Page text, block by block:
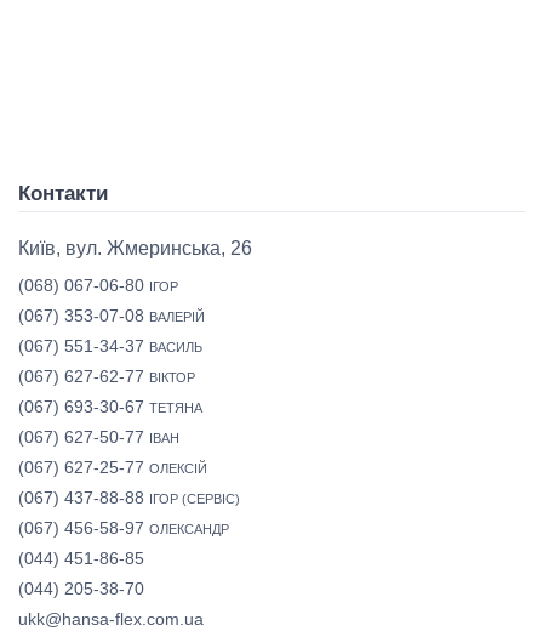
Контакти
Київ, вул. Жмеринська, 26
(068) 067-06-80 ІГОР
(067) 353-07-08 ВАЛЕРІЙ
(067) 551-34-37 ВАСИЛЬ
(067) 627-62-77 ВІКТОР
(067) 693-30-67 ТЕТЯНА
(067) 627-50-77 ІВАН
(067) 627-25-77 ОЛЕКСІЙ
(067) 437-88-88 ІГОР (СЕРВІС)
(067) 456-58-97 ОЛЕКСАНДР
(044) 451-86-85
(044) 205-38-70
ukk@hansa-flex.com.ua